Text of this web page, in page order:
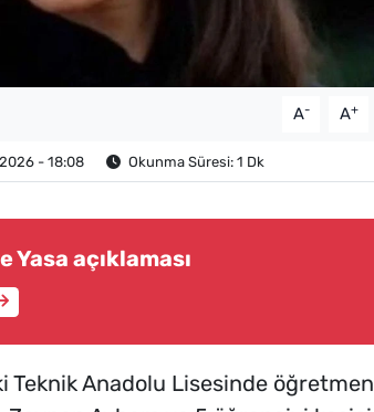
A- A+
- 18:08 Okunma Süresi: 1 Dk
Yasa açıklaması
Teknik Anadolu Lisesinde öğretmen